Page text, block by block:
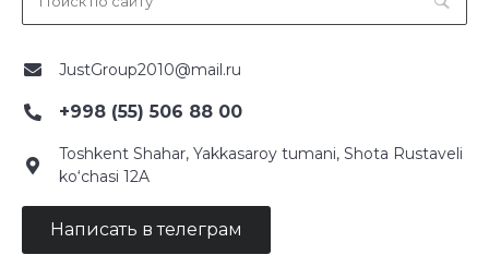
JustGroup2010@mail.ru
+998 (55) 506 88 00
Toshkent Shahar, Yakkasaroy tumani, Shota Rustaveli
ko‘chasi 12A
Написать в телеграм